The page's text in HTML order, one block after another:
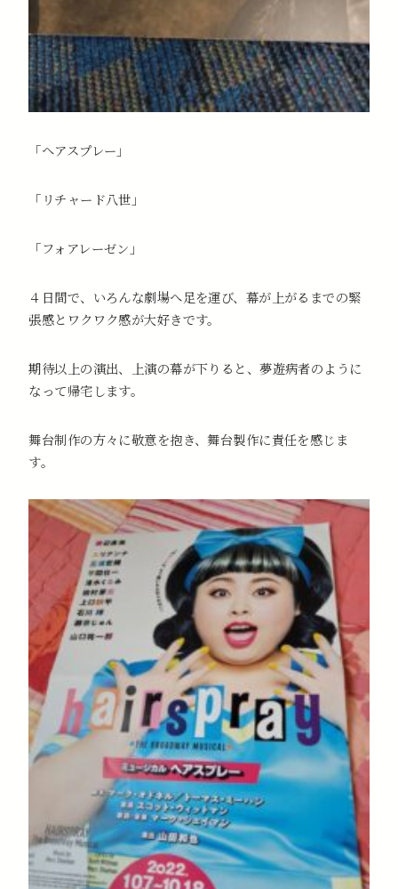
「ヘアスプレー」
「リチャード八世」
「フォアレーゼン」
４日間で、いろんな劇場へ足を運び、幕が上がるまでの緊
張感とワクワク感が大好きです。
期待以上の演出、上演の幕が下りると、夢遊病者のように
なって帰宅します。
舞台制作の方々に敬意を抱き、舞台製作に責任を感じま
す。